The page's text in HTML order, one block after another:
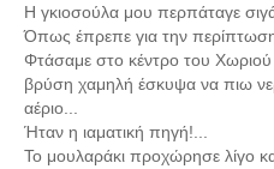
Η γκιοσούλα μου περπάταγε
Όπως έπρεπε για την
Φτάσαμε στο κέντρο του Χωριού
βρύση χαμηλή έσκυψα να πιω
αέριο...
Ήταν η ιαματική πηγή!...
Το μουλαράκι προχώρησε λίγο